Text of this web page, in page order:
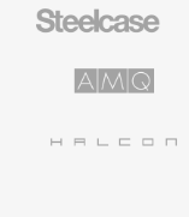
Büromöbel
Solutions